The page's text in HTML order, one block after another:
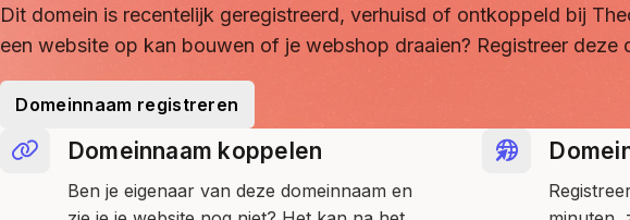
Dit domein is recentelijk geregistreerd, verhuisd of ontkoppeld bij
een website op kan bouwen of je webshop draaien? Registreer deze
Domeinnaam registreren
Domeinnaam koppelen
Ben je eigenaar van deze domeinnaam en